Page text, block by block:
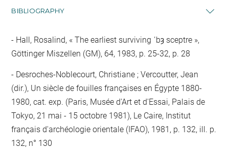
BIBLIOGRAPHY
Hall, Rosalind, « The earliest surviving ʿbȝ sceptre »,
Göttinger Miszellen (GM), 64, 1983, p. 25-32, p. 28
Desroches-Noblecourt, Christiane ; Vercoutter, Jean
(dir.), Un siècle de fouilles françaises en Égypte 1880-
1980, cat. exp. (Paris, Musée d'Art et d'Essai, Palais de
Tokyo, 21 mai - 15 octobre 1981), Le Caire, Institut
français d'archéologie orientale (IFAO), 1981, p. 132, ill. p.
132, n° 130